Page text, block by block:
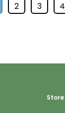
2 3 4
Store